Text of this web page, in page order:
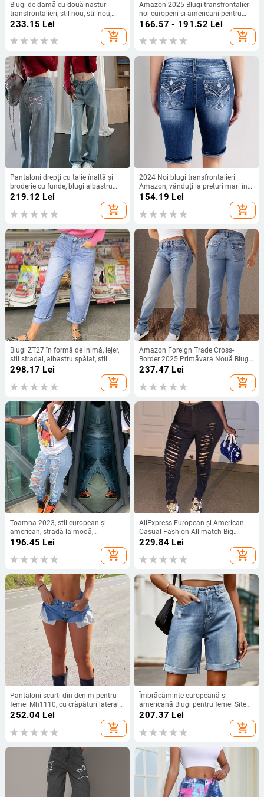
Blugi de damă cu două nasturi
transfrontalieri, stil nou, stil nou,
pantaloni drepți din denim la modă
233.15 Lei
add_shopping_cart
Amazon 2025 Blugi transfrontalieri
noi europeni și americani pentru
femei, drepți, casual, culoare solidă,
talie înaltă, elastici, Outlet de fabrică
166.57 - 191.52 Lei
add_shopping_cart
Pantaloni drepți cu talie înaltă și
broderie cu funde, blugi albastru
deschis, pantaloni de podea pentru
219.12 Lei
add_shopping_cart
2024 Noi blugi transfrontalieri
Amazon, vânduți la prețuri mari în
Europa și America, 2424#, noi,
casual, slim, pentru femei, care se
potrivesc perfect
154.19 Lei
add_shopping_cart
Blugi ZT27 în formă de inimă, lejer,
stil stradal, albastru spălat, stil
casual, cu fermoar și nasturi
298.17 Lei
add_shopping_cart
Amazon Foreign Trade Cross-
Border 2025 Primăvara Nouă Blugi
Drepți cu Talie Medie cu Dublu
Nasture pentru Femei Pantaloni
Eleganți Slim
237.47 Lei
add_shopping_cart
Toamna 2023, stil european și
american, stradă la modă,
celebrități de internet, talie înaltă,
blugi elastici pentru femei, comerț
exterior, export, pantaloni pentru
196.45 Lei
add_shopping_cart
AliExpress European și American
Casual Fashion All-match Big
Ripped Jeans Femei Trendy
Personalizate Beggar's Rupped
Elastic Leggings
229.84 Lei
add_shopping_cart
Pantaloni scurți din denim pentru
femei Mh1110, cu crăpături laterale,
culoare solidă, stil Street Fashion,
zdrențuiți
252.04 Lei
add_shopping_cart
Îmbrăcăminte europeană și
americană Blugi pentru femei Site
independent Amazon Pantaloni
ondulați Pantaloni casual
207.37 Lei
add_shopping_cart